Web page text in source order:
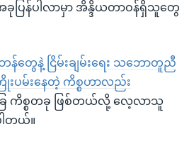
ခုပြန်ပါလာမှာ အိန္ဒိယတာဝန်ရှိသူတွေ
တွေနဲ့ ငြိမ်းချမ်းရေး သဘောတူညီ
းပမ်းနေတဲ့ ကိစ္စဟာလည်
ေ ကိစ္စတခု ဖြစ်တယ်လို့ လေ့လာသူ
ါတယ်။